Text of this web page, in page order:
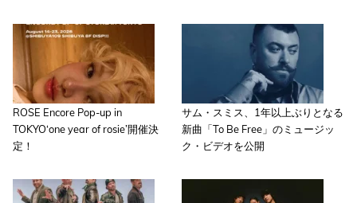
ROSE Encore Pop-up in
TOKYO‘one year of rosie’開催決
定！
サム・スミス、1年以上ぶりとなる
新曲「To Be Free」のミュージッ
ク・ビデオを公開